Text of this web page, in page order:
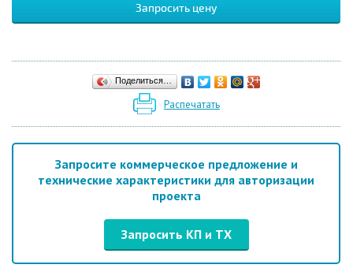
Запросить цену
Поделиться…
Распечатать
Запросите коммерческое предложение и
технические характеристики для авторизации
проекта
Запросить КП и ТХ